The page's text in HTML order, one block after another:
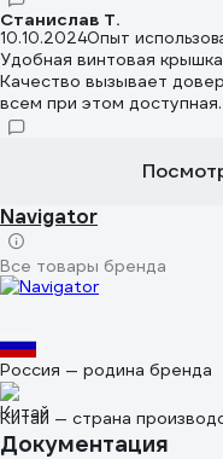
Станислав Т.
10.10.2024Опыт
Удобная винтовая
Качество вызывает
всем при этом доступная.
Navigator
Все товары бренда
Россия — родина бренда
Китай — страна
Документация